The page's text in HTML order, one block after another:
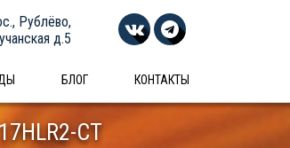
Рублёво,
д.5
БЛОГ КОНТАКТЫ
CT